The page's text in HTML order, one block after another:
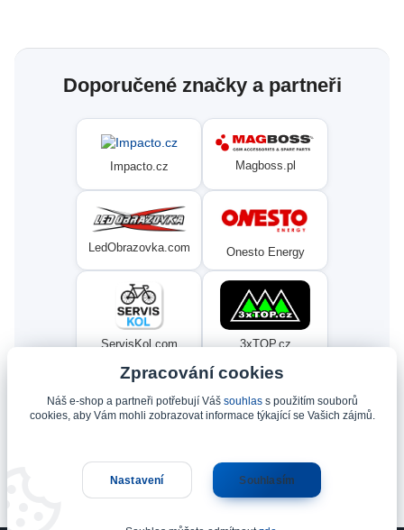
Doporučené značky a partneři
Impacto.cz Magboss.pl
LedObrazovka.com Onesto Energy
ServisKol.com 3xTOP.cz
Condat Ninex.cz
Zpracování cookies
Náš e-shop a partneři potřebují Váš souhlass použitím souborů
cookies, aby Vám mohli zobrazovat informace týkající se Vašich zájmů.
Nastavení Souhlasím